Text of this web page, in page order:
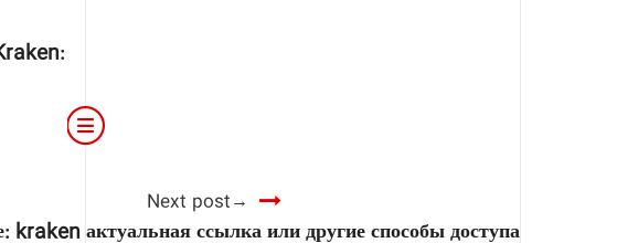
Next post
kraken актуальная ссылка или другие способы доступа